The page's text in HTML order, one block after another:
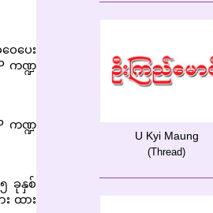
ေပေး
ကဏ္ဍ
ကဏ္ဍ
ခုနှစ်
ထား
U Kyi Maung
(Thread)